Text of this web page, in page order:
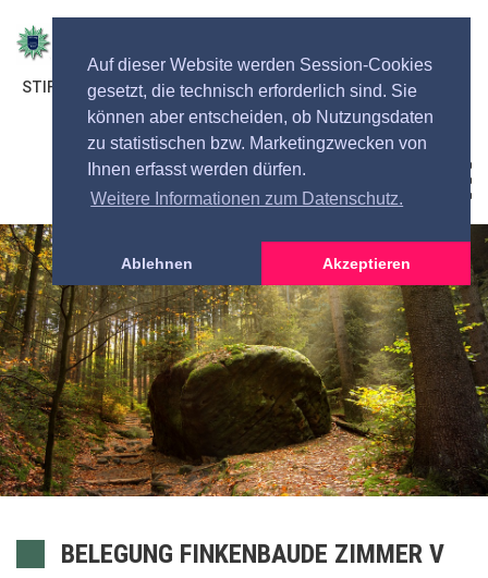
Auf dieser Website werden Session-Cookies
gesetzt, die technisch erforderlich sind. Sie
können aber entscheiden, ob Nutzungsdaten
zu statistischen bzw. Marketingzwecken von
Ihnen erfasst werden dürfen.
Weitere Informationen zum Datenschutz.
Ablehnen Akzeptieren
STIFTUNG DEUTSCHER POLIZEIBEAMTER BREMEN
BELEGUNG FINKENBAUDE ZIMMER V